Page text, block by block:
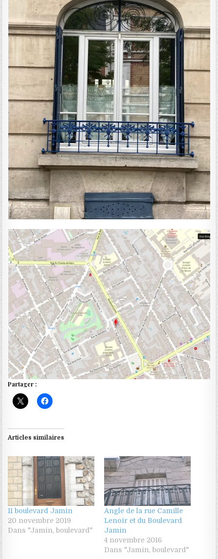
Partager :
Articles similaires
11 boulevard Jamin
20 novembre 2019
Dans "Jamin, boulevard"
Angle de la rue Camille
Lenoir et du Boulevard
Jamin
4 novembre 2016
Dans "Jamin, boulevard"